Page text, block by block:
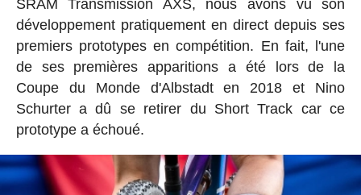
SRAM Transmission AXS, nous avons vu son
développement pratiquement en direct depuis ses
premiers prototypes en compétition. En fait, l'une
de ses premières apparitions a été lors de la
Coupe du Monde d'Albstadt en 2018 et Nino
Schurter a dû se retirer du Short Track car ce
prototype a échoué.